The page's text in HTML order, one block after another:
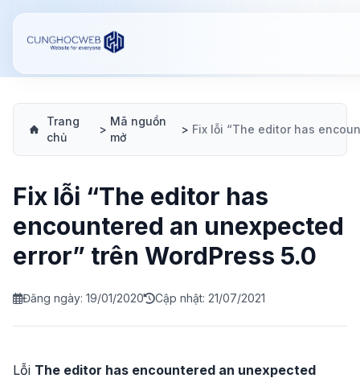
Trang
chủ
>
Mã nguồn
mở
>
Fix lỗi “The editor has
encountered an unexpected
error” trên WordPress 5.0
Đăng ngày: 19/01/2020 Cập nhật: 21/07/2021
Lỗi The editor has encountered an unexpected